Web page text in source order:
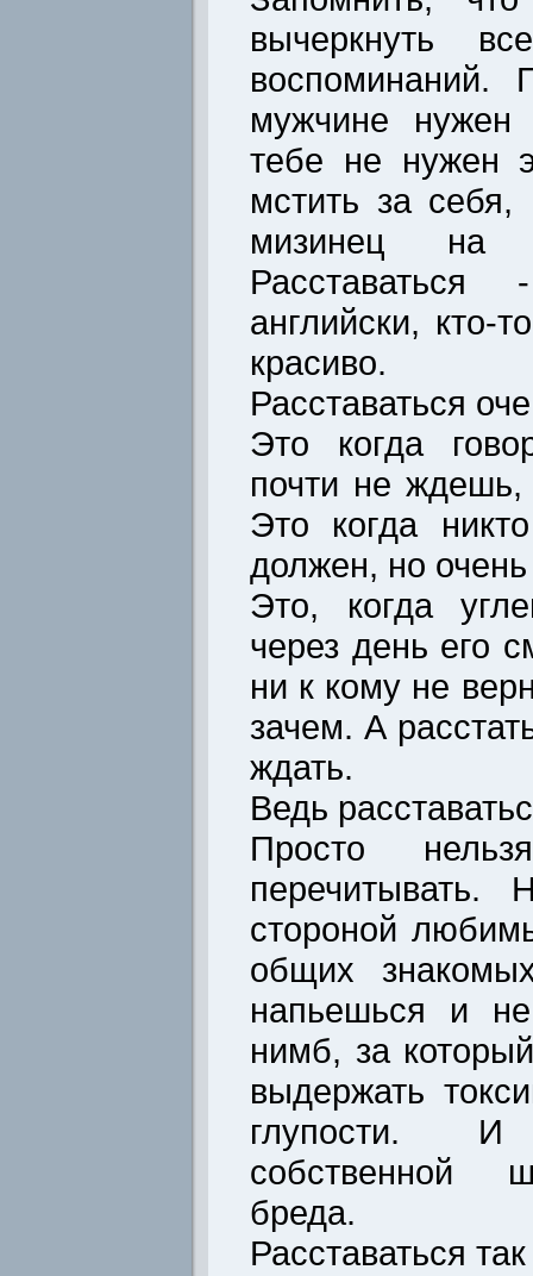
вычеркнуть
воспоминаний.
мужчине
тебе не нужен
мстить за
мизинец на
английски, кто-
красиво.
Расставаться
Это когда
почти не
Это когда
должен, но очень
Это, когда
через день его
ни к кому не
зачем. А
ждать.
Ведь
Просто
перечитывать.
стороной
общих
напьешься и
нимб, за
выдержать
глупости.
собственной
бреда.
Расставаться